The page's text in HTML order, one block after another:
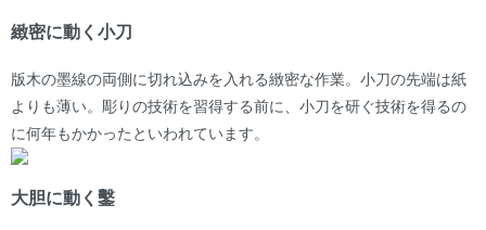
緻密に動く小刀
版木の墨線の両側に切れ込みを入れる緻密な作業。小刀の先端は紙
よりも薄い。彫りの技術を習得する前に、小刀を研ぐ技術を得るの
に何年もかかったといわれています。
大胆に動く鑿